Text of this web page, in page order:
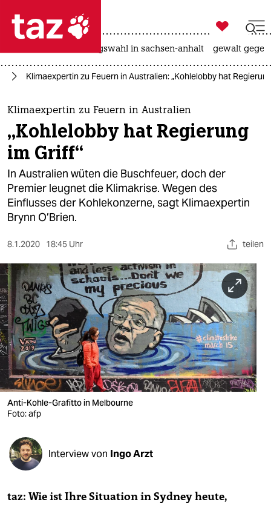
 taz zahl ich
taz zahl ich
themen
politik
öko
gesellschaft
kultur
sport
berlin
nord
wahrheit
verlag
verlag
veranstaltungen
fragen & hilfe
unterstützen
abo

taz zahl ich
landtagswahl in sachsen-anhalt gewalt
Klimaexpertin zu Feuern in Australien: „Kohlelobby hat
Klimaexpertin zu Feuern in Australien
„Kohlelobby hat Regierung
im Griff“
In Australien wüten die Buschfeuer, doch der
Premier leugnet die Klimakrise. Wegen des
Einflusses der Kohlekonzerne, sagt Klimaexpertin
Brynn O’Brien.
8.1.2020 18:45 Uhr teilen
Anti-Kohle-Grafitto in Melbourne
Foto: afp
Interview von Ingo Arzt
taz: Wie ist Ihre Situation in Sydney heute,